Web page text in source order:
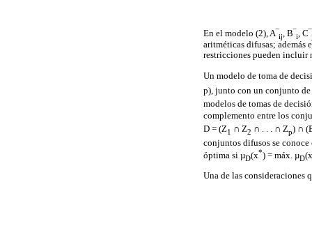
En el modelo (2), A‾ ij, B‾ i, C‾
aritméticas difusas;
restricciones pueden incluir
Un modelo de toma de
p), junto con un conjunto
modelos de tomas de
complemento entre los
D = (Z1 ∩ Z2 ∩ . . . ∩ Zp) ∩
conjuntos difusos se
óptima si µD(x*) = máx. µD
Una de las consideraciones